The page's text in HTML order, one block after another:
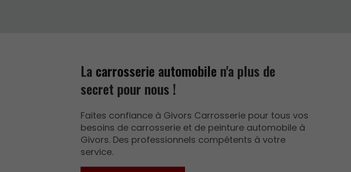
La carrosserie automobile n'a plus de
secret pour nous !
Faites confiance à Givors Carrosserie pour tous vos
besoins de carrosserie et de peinture automobile à
Givors. Des professionnels compétents à votre
service.